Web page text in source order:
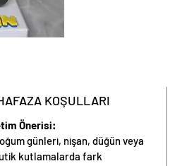
KOŞULLARI
Önerisi:
günleri, nişan, düğün veya
kutlamalarda fark